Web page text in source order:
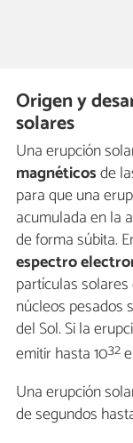
Origen y
solares
Una erupción
magnéticosde
para que una
acumulada en la
de forma súbita.
espectro
partículas
núcleos pesados
del Sol. Si la
emitir hasta 1032
Una erupción
de segundos